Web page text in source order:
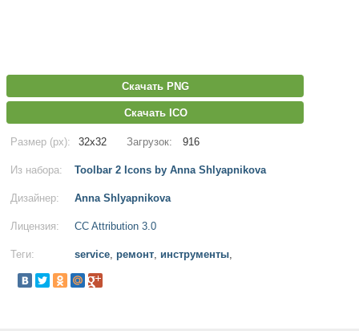
Скачать PNG
Скачать ICO
Размер (px): 32x32 Загрузок: 916
Из набора: Toolbar 2 Icons by Anna Shlyapnikova
Дизайнер: Anna Shlyapnikova
Лицензия: CC Attribution 3.0
Теги: service, ремонт, инструменты,